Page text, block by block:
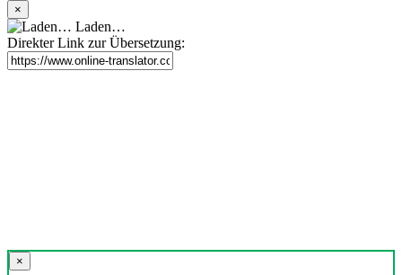
×
Laden…
Direkter Link zur Übersetzung:
×